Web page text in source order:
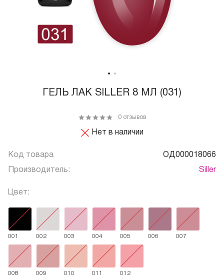
ГЕЛЬ ЛАК SILLER 8 МЛ (031)
Нет в наличии
0 отзывов
Код товара ОД000018066
Производитель: Siller
Цвет:
001 002 003 004 005 006 007
008 009 010 011 012